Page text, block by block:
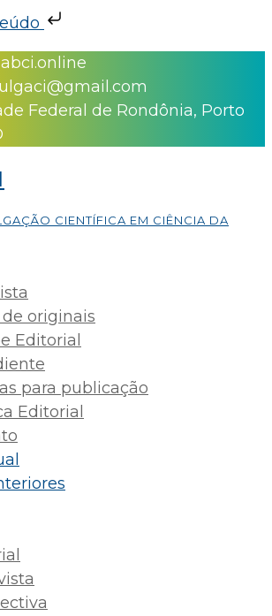
Federal de Rondônia, Porto
CIENTÍFICA EM CIÊNCIA DA
originais
Editorial
para publicação
Editorial